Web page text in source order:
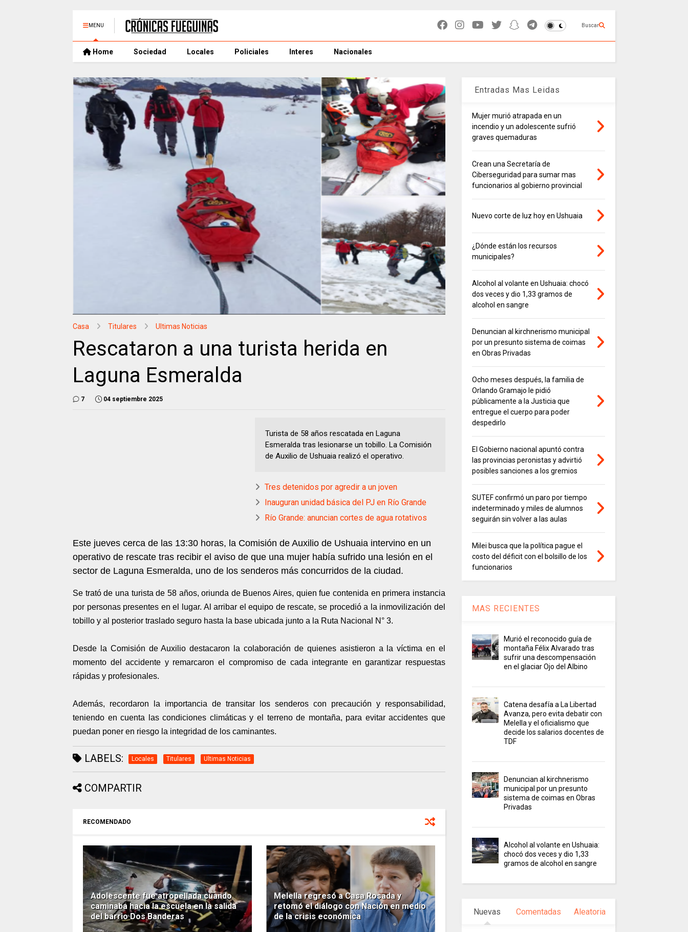
MENU Buscar
Home Sociedad Locales Policiales Interes Nacionales
Casa Titulares Ultimas Noticias
Rescataron a una turista herida en
Laguna Esmeralda
7 04 septiembre 2025
Turista de 58 años rescatada en Laguna
Esmeralda tras lesionarse un tobillo. La Comisión
de Auxilio de Ushuaia realizó el operativo.
Tres detenidos por agredir a un joven
Inauguran unidad básica del PJ en Río Grande
Río Grande: anuncian cortes de agua rotativos
Este jueves cerca de las 13:30 horas, la Comisión de Auxilio de Ushuaia intervino en un
operativo de rescate tras recibir el aviso de que una mujer había sufrido una lesión en el
sector de Laguna Esmeralda, uno de los senderos más concurridos de la ciudad.
Se trató de una turista de 58 años, oriunda de Buenos Aires, quien fue contenida en primera instancia
por personas presentes en el lugar. Al arribar el equipo de rescate, se procedió a la inmovilización del
tobillo y al posterior traslado seguro hasta la base ubicada junto a la Ruta Nacional N° 3.
Desde la Comisión de Auxilio destacaron la colaboración de quienes asistieron a la víctima en el
momento del accidente y remarcaron el compromiso de cada integrante en garantizar respuestas
rápidas y profesionales.
Además, recordaron la importancia de transitar los senderos con precaución y responsabilidad,
teniendo en cuenta las condiciones climáticas y el terreno de montaña, para evitar accidentes que
puedan poner en riesgo la integridad de los caminantes.
LABELS: Locales Titulares Ultimas Noticias
COMPARTIR
RECOMENDADO
Adolescente fue atropellada cuando
caminaba hacia la escuela en la salida
del barrio Dos Banderas
Melella regresó a Casa Rosada y
retomó el diálogo con Nación en medio
de la crisis económica
Entradas Mas Leidas
Mujer murió atrapada en un
incendio y un adolescente sufrió
graves quemaduras
Crean una Secretaría de
Ciberseguridad para sumar mas
funcionarios al gobierno provincial
Nuevo corte de luz hoy en Ushuaia
¿Dónde están los recursos
municipales?
Alcohol al volante en Ushuaia: chocó
dos veces y dio 1,33 gramos de
alcohol en sangre
Denuncian al kirchnerismo municipal
por un presunto sistema de coimas
en Obras Privadas
Ocho meses después, la familia de
Orlando Gramajo le pidió
públicamente a la Justicia que
entregue el cuerpo para poder
despedirlo
El Gobierno nacional apuntó contra
las provincias peronistas y advirtió
posibles sanciones a los gremios
SUTEF confirmó un paro por tiempo
indeterminado y miles de alumnos
seguirán sin volver a las aulas
Milei busca que la política pague el
costo del déficit con el bolsillo de los
funcionarios
MAS RECIENTES
Murió el reconocido guía de
montaña Félix Alvarado tras
sufrir una descompensación
en el glaciar Ojo del Albino
Catena desafía a La Libertad
Avanza, pero evita debatir con
Melella y el oficialismo que
decide los salarios docentes de
TDF
Denuncian al kirchnerismo
municipal por un presunto
sistema de coimas en Obras
Privadas
Alcohol al volante en Ushuaia:
chocó dos veces y dio 1,33
gramos de alcohol en sangre
Nuevas Comentadas Aleatoria